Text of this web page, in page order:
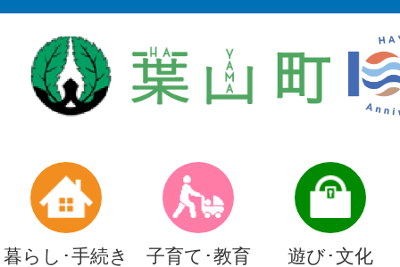
暮らし･手続き 子育て･教育 遊び･文化